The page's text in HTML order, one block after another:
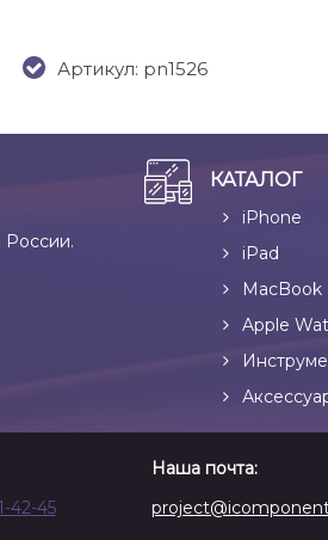
Артикул: pn1526
России.
КАТАЛОГ
iPhone
iPad
MacBook
Apple
42-45
Наша почта: